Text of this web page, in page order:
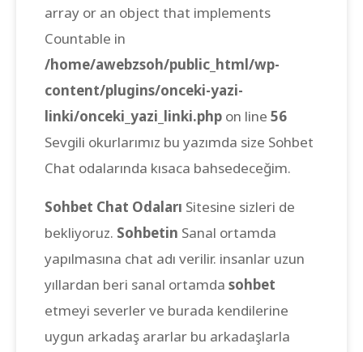
array or an object that implements
Countable in
/home/awebzsoh/public_html/wp-
content/plugins/onceki-yazi-
linki/onceki_yazi_linki.php on line 56
Sevgili okurlarımız bu yazımda size Sohbet
Chat odalarında kısaca bahsedeceğim.
Sohbet Chat Odaları Sitesine sizleri de
bekliyoruz. Sohbetin Sanal ortamda
yapılmasına chat adı verilir. insanlar uzun
yıllardan beri sanal ortamda sohbet
etmeyi severler ve burada kendilerine
uygun arkadaş ararlar bu arkadaşlarla